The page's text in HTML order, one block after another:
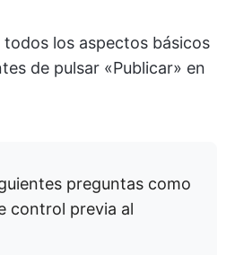
los aspectos básicos
de pulsar «Publicar» en
preguntas como
control previa al